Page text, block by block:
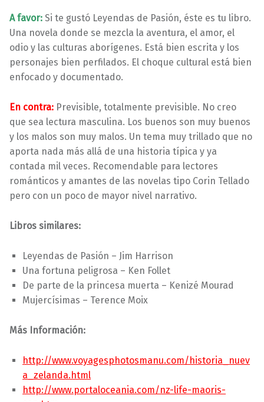
A favor: Si te gustó Leyendas de Pasión, éste es tu libro.
Una novela donde se mezcla la aventura, el amor, el
odio y las culturas aborígenes. Está bien escrita y los
personajes bien perfilados. El choque cultural está bien
enfocado y documentado.
En contra: Previsible, totalmente previsible. No creo
que sea lectura masculina. Los buenos son muy buenos
y los malos son muy malos. Un tema muy trillado que no
aporta nada más allá de una historia típica y ya
contada mil veces. Recomendable para lectores
románticos y amantes de las novelas tipo Corin Tellado
pero con un poco de mayor nivel narrativo.
Libros similares:
Leyendas de Pasión – Jim Harrison
Una fortuna peligrosa – Ken Follet
De parte de la princesa muerta – Kenizé Mourad
Mujercísimas – Terence Moix
Más Información:
http://www.voyagesphotosmanu.com/historia_nuev
a_zelanda.html
http://www.portaloceania.com/nz-life-maoris-